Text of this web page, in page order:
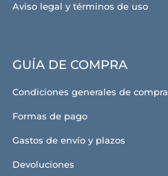
Aviso legal y términos de uso
GUÍA DE COMPRA
Condiciones generales de compra
Formas de pago
Gastos de envío y plazos
Devoluciones